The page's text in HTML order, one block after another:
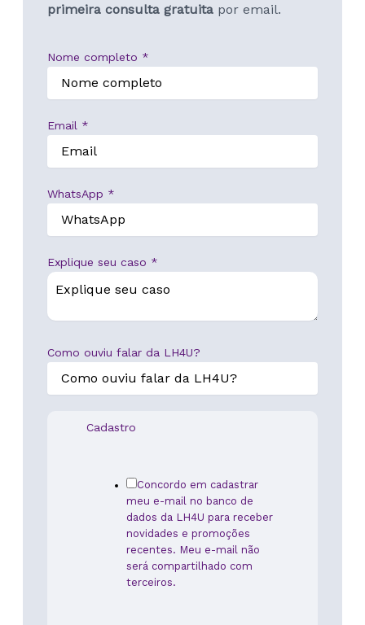
primeira consulta gratuitapor email.
Nome completo *
Email *
WhatsApp *
Explique seu caso *
a
Como ouviu falar da LH4U?
Cadastro
Concordo em cadastrar
meu e-mail no banco de
dados da LH4U para receber
novidades e promoções
recentes. Meu e-mail não
será compartilhado com
terceiros.